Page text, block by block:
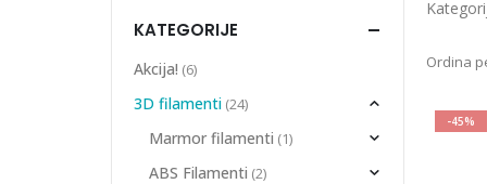
Ordina
-45%
KATEGORIJE
Akcija! (6)
3D filamenti (24)
Marmor filamenti (1)
ABS Filamenti (2)